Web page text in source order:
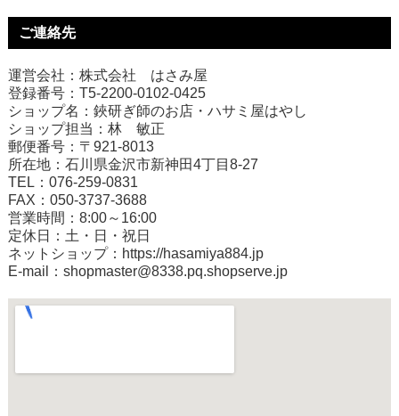
ご連絡先
運営会社：株式会社 はさみ屋
登録番号：T5-2200-0102-0425
ショップ名：鋏研ぎ師のお店・ハサミ屋はやし
ショップ担当：林 敏正
郵便番号：〒921-8013
所在地：石川県金沢市新神田4丁目8-27
TEL：076-259-0831
FAX：050-3737-3688
営業時間：8:00～16:00
定休日：土・日・祝日
ネットショップ： https://hasamiya884.jp
E-mail：shopmaster@8338.pq.shopserve.jp